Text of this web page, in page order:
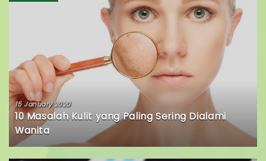
15 January 2020
10 Masalah Kulit yang Paling Sering Dialami
Wanita